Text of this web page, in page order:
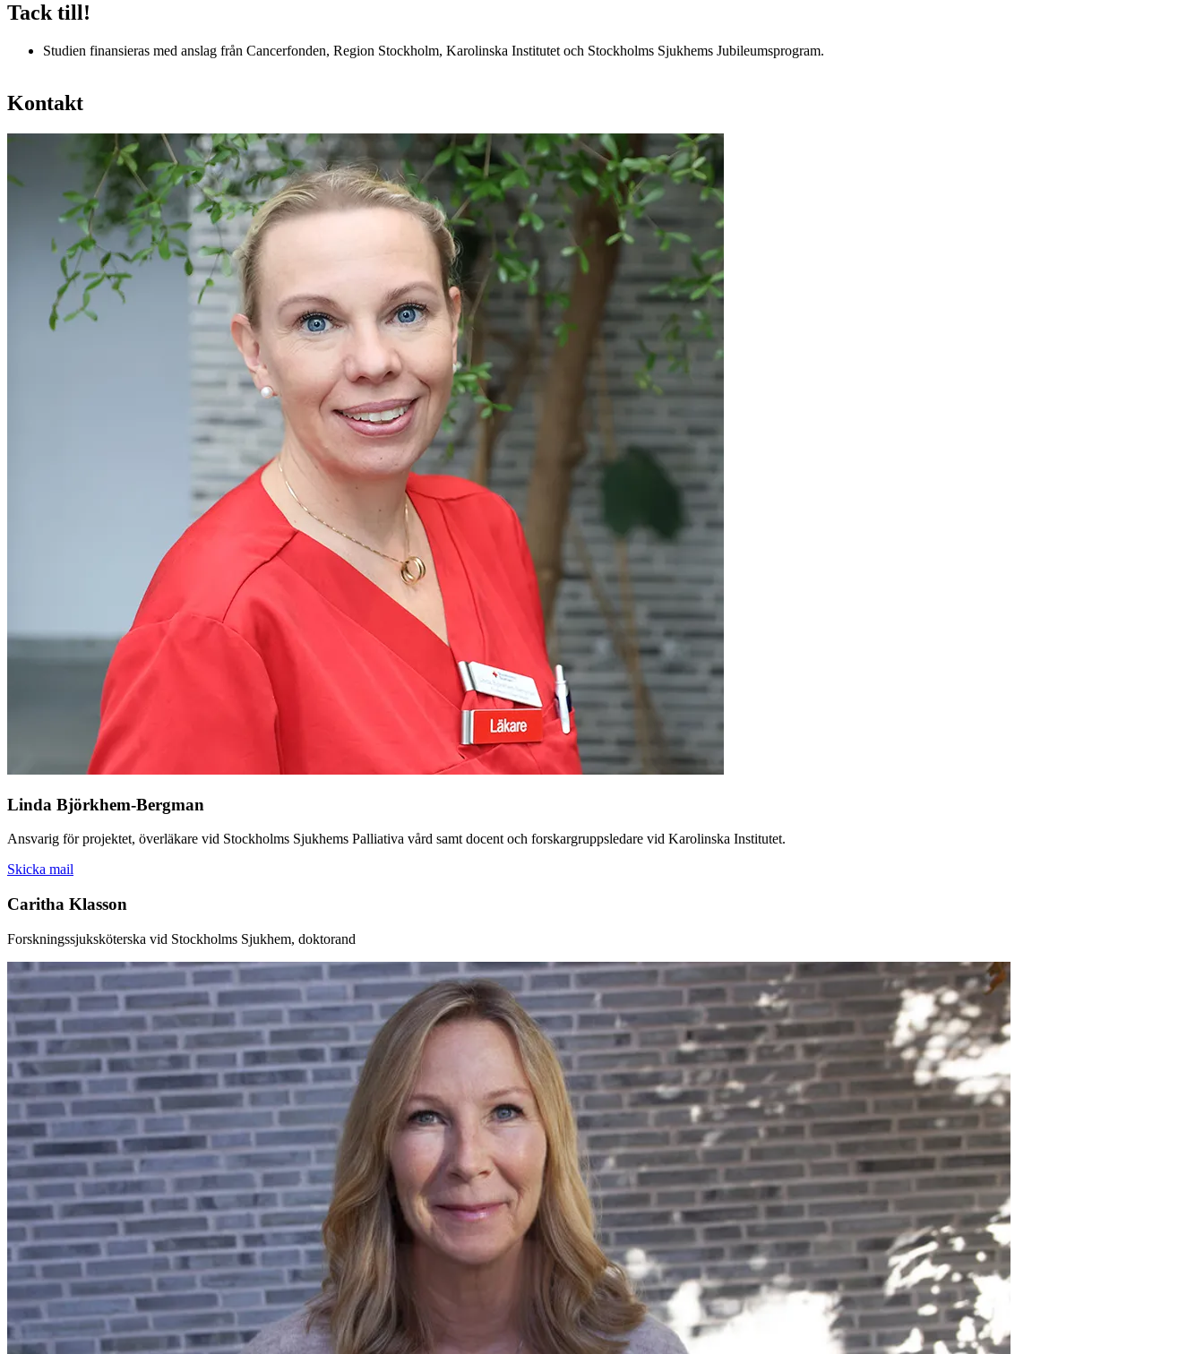
Tack till!
Studien finansieras med anslag från Cancerfonden, Region Stockholm, Karolinska Institutet och Stockholms Sjukhems Jubileumsprogram.
Kontakt
Linda Björkhem-Bergman
Ansvarig för projektet, överläkare vid Stockholms Sjukhems Palliativa vård samt docent och forskargruppsledare vid Karolinska Institutet.
Skicka mail
Caritha Klasson
Forskningssjuksköterska vid Stockholms Sjukhem, doktorand